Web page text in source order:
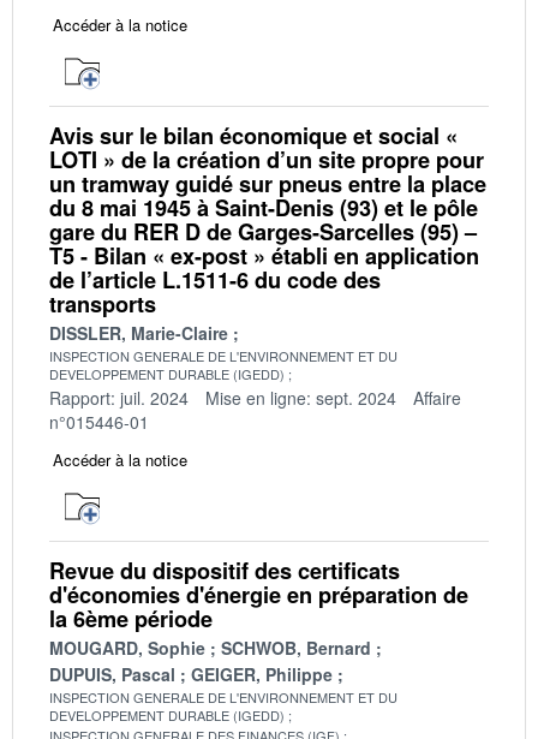
Accéder à la notice
Avis sur le bilan économique et social «
LOTI » de la création d’un site propre pour
un tramway guidé sur pneus entre la place
du 8 mai 1945 à Saint-Denis (93) et le pôle
gare du RER D de Garges-Sarcelles (95) –
T5 - Bilan « ex-post » établi en application
de l’article L.1511-6 du code des
transports
DISSLER, Marie-Claire
INSPECTION GENERALE DE L'ENVIRONNEMENT ET DU
DEVELOPPEMENT DURABLE (IGEDD)
Rapport: juil. 2024 Mise en ligne: sept. 2024
Affaire
n°015446-01
Accéder à la notice
Revue du dispositif des certificats
d'économies d'énergie en préparation de
la 6ème période
MOUGARD, Sophie
SCHWOB, Bernard
DUPUIS, Pascal
GEIGER, Philippe
INSPECTION GENERALE DE L'ENVIRONNEMENT ET DU
DEVELOPPEMENT DURABLE (IGEDD)